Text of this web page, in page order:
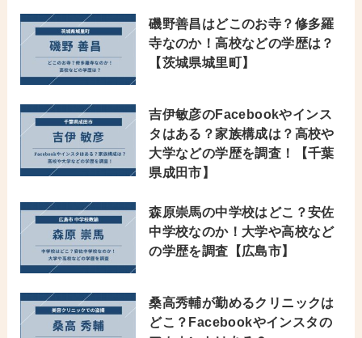
磯野善昌はどこのお寺？修多羅
寺なのか！高校などの学歴は？
【茨城県城里町】
吉伊敏彦のFacebookやインス
タはある？家族構成は？高校や
大学などの学歴を調査！【千葉
県成田市】
森原崇馬の中学校はどこ？安佐
中学校なのか！大学や高校など
の学歴を調査【広島市】
桑高秀輔が勤めるクリニックは
どこ？Facebookやインスタの